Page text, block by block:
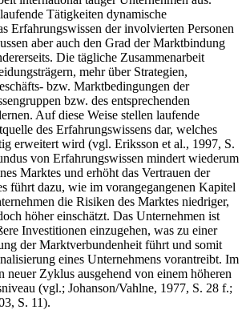
Tätigkeiten dynamische
Erfahrungswissen der involvierten Personen
aber auch den Grad der Marktbindung
Die tägliche Zusammenarbeit
mehr über Strategien,
bzw. Marktbedingungen der
bzw. des entsprechenden
Auf diese Weise stellen laufende
des Erfahrungswissens dar, welches
erweitert wird (vgl. Eriksson et al., 1997, S.
von Erfahrungswissen mindert wiederum
Marktes und erhöht das Vertrauen der
führt dazu, wie im vorangegangenen Kapitel
die Risiken des Marktes niedriger,
höher einschätzt. Das Unternehmen ist
Investitionen einzugehen, was zu einer
der Marktverbundenheit führt und somit
eines Unternehmens vorantreibt. Im
neuer Zyklus ausgehend von einem höheren
(vgl.; Johanson/Vahlne, 1977, S. 28 f.;
S. 11).